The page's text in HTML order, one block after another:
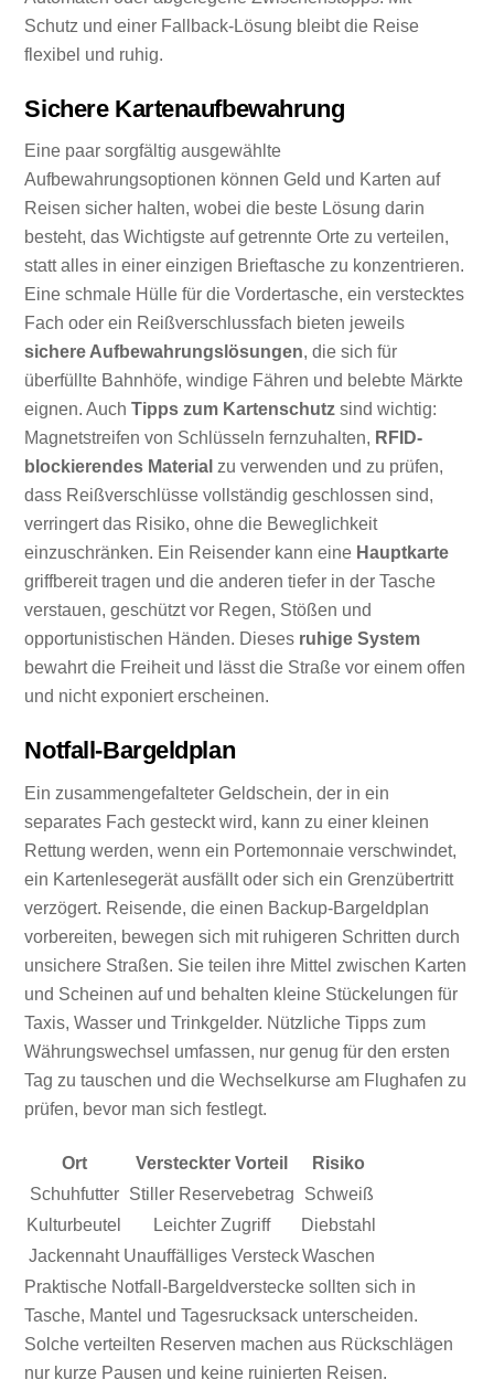
Schutz und einer Fallback-Lösung bleibt die Reise
flexibel und ruhig.
Sichere Kartenaufbewahrung
Eine paar sorgfältig ausgewählte
Aufbewahrungsoptionen können Geld und Karten auf
Reisen sicher halten, wobei die beste Lösung darin
besteht, das Wichtigste auf getrennte Orte zu verteilen,
statt alles in einer einzigen Brieftasche zu konzentrieren.
Eine schmale Hülle für die Vordertasche, ein verstecktes
Fach oder ein Reißverschlussfach bieten jeweils
sichere Aufbewahrungslösungen, die sich für
überfüllte Bahnhöfe, windige Fähren und belebte Märkte
eignen. AuchTipps zum Kartenschutz sind wichtig:
Magnetstreifen von Schlüsseln fernzuhalten, RFID-
blockierendes Material zu verwenden und zu prüfen,
dass Reißverschlüsse vollständig geschlossen sind,
verringert das Risiko, ohne die Beweglichkeit
einzuschränken. Ein Reisender kann eine Hauptkarte
griffbereit tragen und die anderen tiefer in der Tasche
verstauen, geschützt vor Regen, Stößen und
opportunistischen Händen. Dieses ruhige System
bewahrt die Freiheit und lässt die Straße vor einem offen
und nicht exponiert erscheinen.
Notfall-Bargeldplan
Ein zusammengefalteter Geldschein, der in ein
separates Fach gesteckt wird, kann zu einer kleinen
Rettung werden, wenn ein Portemonnaie verschwindet,
ein Kartenlesegerät ausfällt oder sich ein Grenzübertritt
verzögert. Reisende, die einen Backup-Bargeldplan
vorbereiten, bewegen sich mit ruhigeren Schritten durch
unsichere Straßen. Sie teilen ihre Mittel zwischen Karten
und Scheinen auf und behalten kleine Stückelungen für
Taxis, Wasser und Trinkgelder. Nützliche Tipps zum
Währungswechsel umfassen, nur genug für den ersten
Tag zu tauschen und die Wechselkurse am Flughafen zu
prüfen, bevor man sich festlegt.
Ort Versteckter Vorteil
Risiko
Schuhfutter Stiller Reservebetrag
Schweiß
Kulturbeutel
Leichter Zugriff
Diebstahl
Jackennaht Unauffälliges Versteck Waschen
Praktische Notfall-Bargeldverstecke sollten sich in
Tasche, Mantel und Tagesrucksack unterscheiden.
Solche verteilten Reserven machen aus Rückschlägen
nur kurze Pausen und keine ruinierten Reisen.